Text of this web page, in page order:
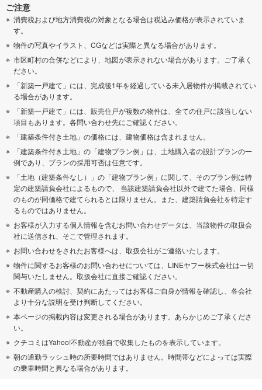
ご注意
消費税および地方消費税の対象となる場合は税込み価格が表示されていま
す。
物件の写真やイラスト、CGなどは実際と異なる場合があります。
市区町村の合併などにより、地図が表示されない場合があります。ご了承く
ださい。
「新築一戸建て」には、完成後1年を経過している未入居物件が掲載されてい
る場合があります。
「新築一戸建て」には、販売住戸が複数の物件は、全ての住戸に該当しない
項目もあります。各問い合わせ先にご確認ください。
「建築条件付き土地」の価格には、建物価格は含まれません。
「建築条件付き土地」の「建物プラン例」は、土地購入者の設計プランの一
例であり、プランの採用可否は任意です。
「土地（建築条件なし）」の「建物プラン例」に関して、そのプラン例は特
定の建築請負会社によるもので、 当該建築請負会社以外で建てた場合、同様
のものが同価格で建てられるとは限りません。また、建築請負会社を特定す
るものではありません。
お客様が入力する個人情報を含むお問い合わせデータは、当該物件の取扱会
社に送信され、そこで管理されます。
お問い合わせをされたお客様へは、取扱会社がご連絡いたします。
物件に関するお客様のお問い合わせについては、LINEヤフー株式会社は一切
関与いたしません。取扱会社に直接ご確認ください。
不動産購入の検討、契約にあたってはお客様ご自身が情報を確認し、各会社
より十分な説明を受け判断してください。
本ページの掲載内容は変更される場合があります。あらかじめご了承くださ
い。
クチコミはYahoo!不動産が独自で収集したものを表示しています。
朝の通勤ラッシュ時の所要時間ではありません。時間帯などによっては実際
の乗車時間と異なる場合があります。